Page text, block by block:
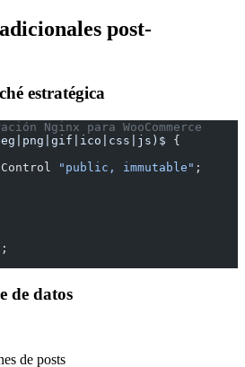
post-
estratégica
Nginx para WooCommerce
{
Control "public, immutable" ;
;
de datos
de posts